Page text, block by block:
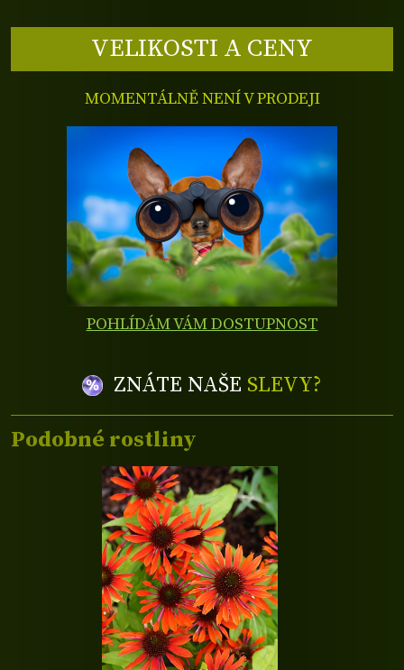
VELIKOSTI A CENY
MOMENTÁLNĚ NENÍ V PRODEJI
POHLÍDÁM VÁM DOSTUPNOST
ZNÁTE NAŠE SLEVY?
Podobné rostliny